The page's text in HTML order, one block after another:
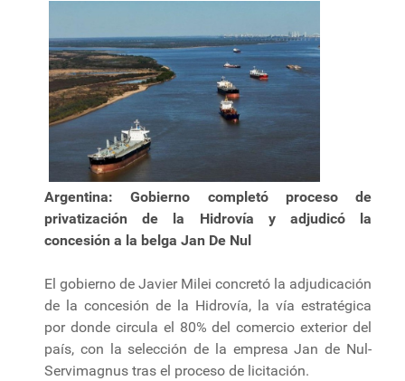
Argentina: Gobierno completó proceso de
privatización de la Hidrovía y adjudicó la
concesión a la belga Jan De Nul
El gobierno de Javier Milei concretó la adjudicación
de la concesión de la Hidrovía, la vía estratégica
por donde circula el 80% del comercio exterior del
país, con la selección de la empresa Jan de Nul-
Servimagnus tras el proceso de licitación.